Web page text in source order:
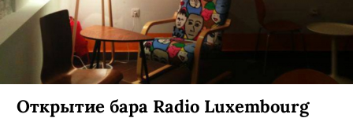
Открытие бара Radio Luxembourg